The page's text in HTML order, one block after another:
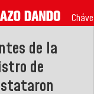
de la
de